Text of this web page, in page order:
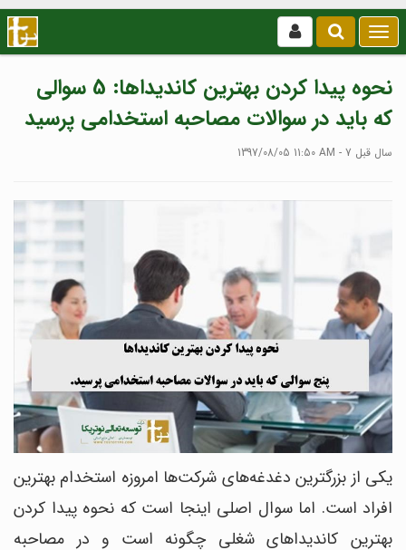
بازکردن
/
منو
نحوه پیدا کردن بهترین کاندیداها: 5 سوالی
که باید در سوالات مصاحبه استخدامی پرسید
1397/08/05 11:50 AM - 7 سال قبل
یکی از بزرگترین دغدغه‌های شرکت‌ها امروزه استخدام بهترین
افراد است. اما سوال اصلی اینجا است که نحوه پیدا کردن
بهترین کاندیداهای شغلی چگونه است و در مصاحبه